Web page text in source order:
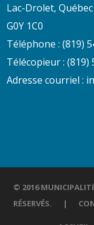
Lac-Drolet, Québec
G0Y 1C0
Téléphone :(819)
Télécopieur : (819)
Adresse courriel :
© 2016
RÉSERVÉS. |